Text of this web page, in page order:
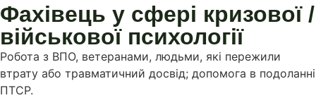
Фахівець у сфері кризової /
військової психології
Робота з ВПО, ветеранами, людьми, які пережили
втрату або травматичний досвід; допомога в подоланні
ПТСР.